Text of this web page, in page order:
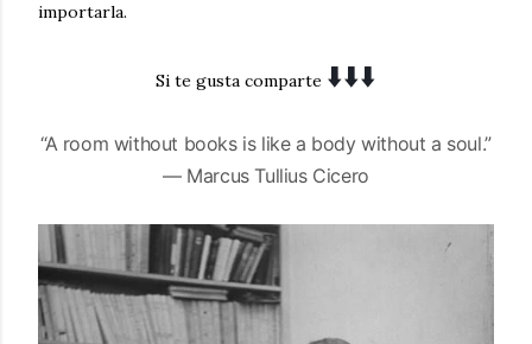
importarla.
Si te gusta comparte ⬇️⬇️⬇️
“A room without books is like a body without a soul.”
― Marcus Tullius Cicero